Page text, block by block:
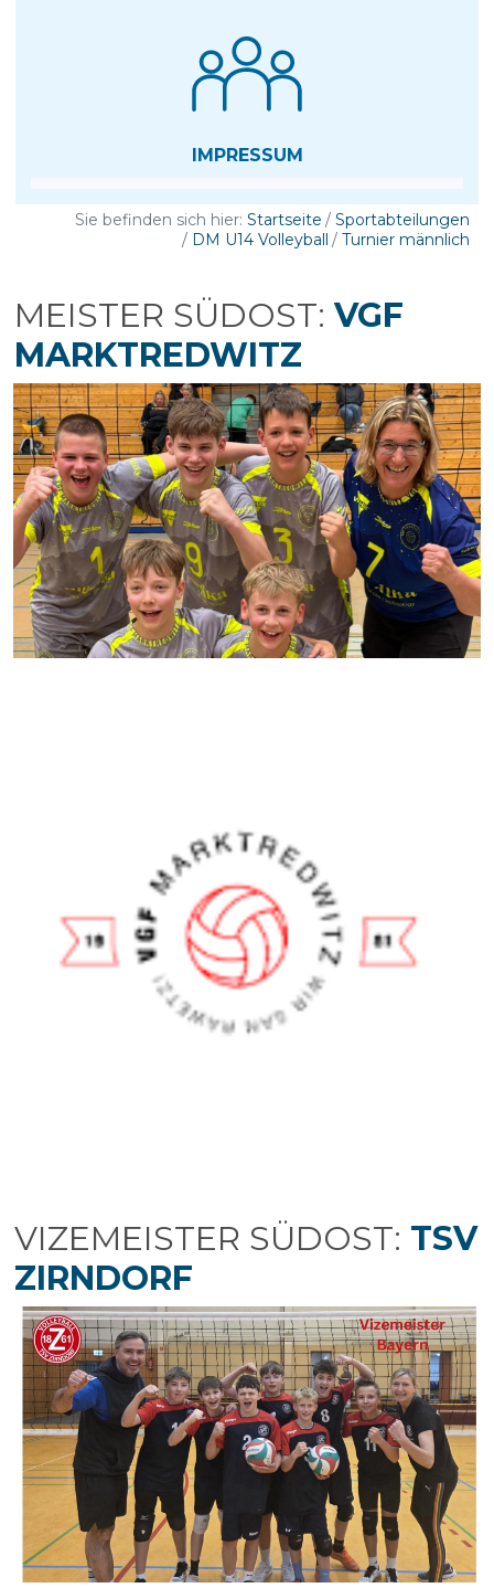
IMPRESSUM
Sie befinden sich hier:Startseite
Sportabteilungen
DM U14 Volleyball
Turnier männlich
MEISTER SÜDOST: VGF
MARKTREDWITZ
VIZEMEISTER SÜDOST: TSV
ZIRNDORF